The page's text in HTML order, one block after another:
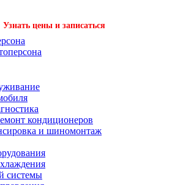
Узнать цены и записаться
кондиционеров
и шиномонтаж
системы